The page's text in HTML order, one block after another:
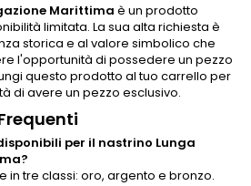
Marittima è un prodotto
limitata. La sua alta richiesta è
storica e al valore simbolico che
l'opportunità di possedere un pezzo
questo prodotto al tuo carrello per
di avere un pezzo esclusivo.
per il nastrino Lunga
in tre classi: oro, argento e bronzo.